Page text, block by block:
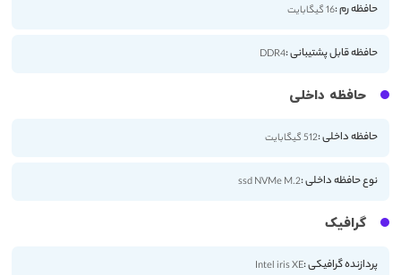
حافظه رم :16 گیگابایت
حافظه قابل پشتیبانی :DDR4
حافظه داخلی
حافظه داخلی :512 گیگابایت
نوع حافظه داخلی :ssd NVMe M.2
گرافیک
پردازنده گرافیکی :Intel iris XE